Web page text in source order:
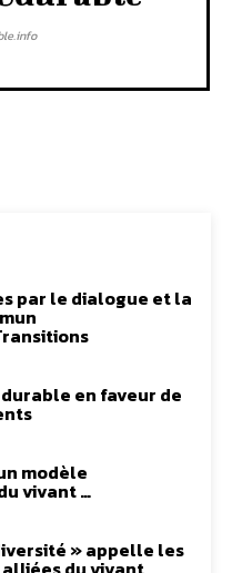
par le dialogue et la
en faveur de
modèle
vivant …
» appelle les